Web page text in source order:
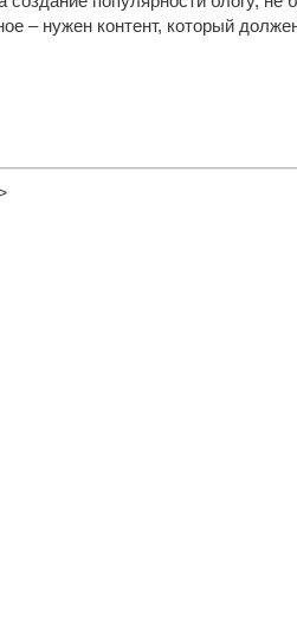
– нужен контент, который